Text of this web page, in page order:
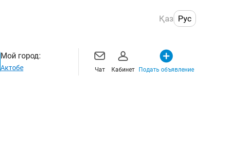
Қаз Рус
Мой город:
Актобе Чат Кабинет Подать объявление